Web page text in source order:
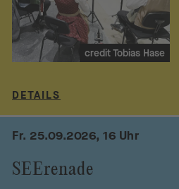
credit Tobias Hase
DETAILS
SEErenade
Fr. 25.09.2026, 16 Uhr